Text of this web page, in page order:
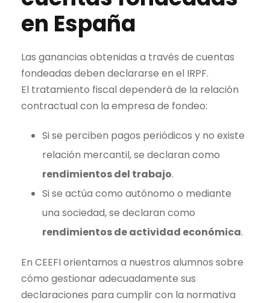
en España
Las ganancias obtenidas a través de cuentas
fondeadas deben declararse en el IRPF.
El tratamiento fiscal dependerá de la relación
contractual con la empresa de fondeo:
Si se perciben pagos periódicos y no existe
relación mercantil, se declaran como
rendimientos del trabajo.
Si se actúa como autónomo o mediante
una sociedad, se declaran como
rendimientos de actividad económica.
En CEEFI orientamos a nuestros alumnos sobre
cómo gestionar adecuadamente sus
declaraciones para cumplir con la normativa